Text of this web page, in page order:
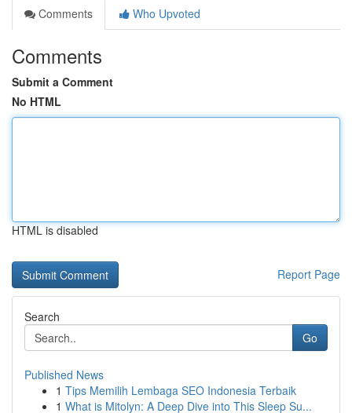
Comments
Who Upvoted
Comments
Submit a Comment
No HTML
HTML is disabled
Report Page
Search
Go
Published News
1 Tips Memilih Lembaga SEO Indonesia Terbaik
1 What is Mitolyn: A Deep Dive into This Sleep Su...